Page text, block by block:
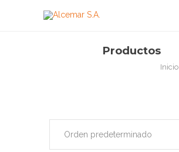
Productos
Inicio
Orden predeterminado